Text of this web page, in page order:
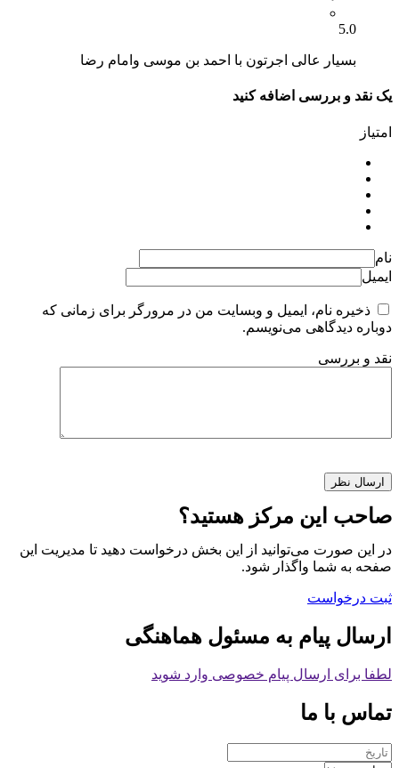
5.0
بسیار عالی اجرتون با احمد بن موسی وامام رضا
یک نقد و بررسی اضافه کنید
امتیاز
نام
ایمیل
ذخیره نام، ایمیل و وبسایت من در مرورگر برای زمانی که
دوباره دیدگاهی می‌نویسم.
نقد و بررسی
صاحب این مرکز هستید؟
در این صورت می‌توانید از این بخش درخواست دهید تا مدیریت این
صفحه به شما واگذار شود.
ثبت درخواست
ارسال پیام به مسئول هماهنگی
لطفا برای ارسال پیام خصوصی وارد شوید
تماس با ما